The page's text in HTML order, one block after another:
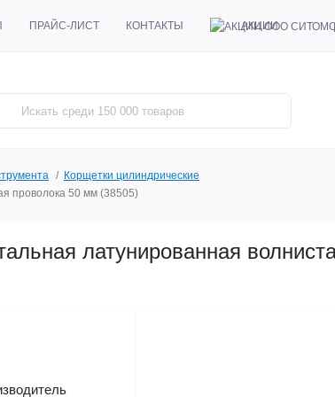
ПРАЙС-ЛИСТ КОНТАКТЫ АКЦИИ
Корщетки цилиндрические
проволока 50 мм (38505)
латунированная